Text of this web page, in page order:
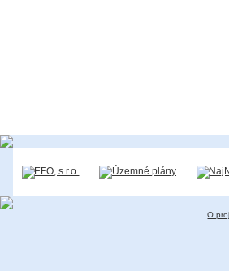
O